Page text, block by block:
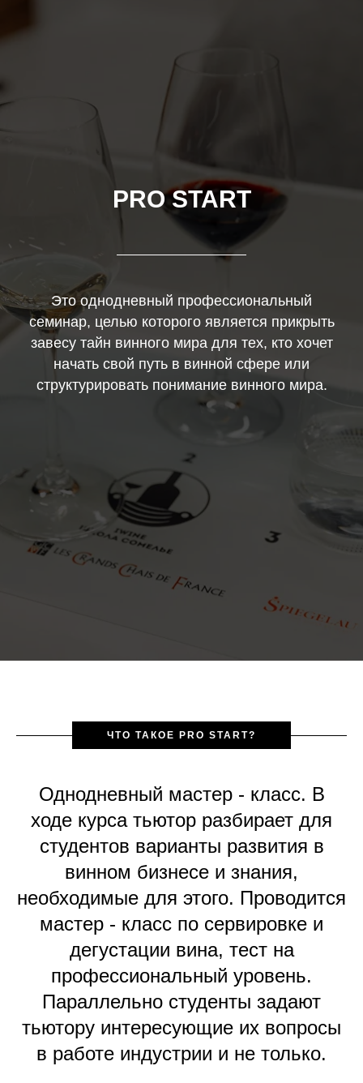
PRO START
Это однодневный профессиональный
семинар, целью которого является прикрыть
завесу тайн винного мира для тех, кто хочет
начать свой путь в винной сфере или
структурировать понимание винного мира.
ЧТО ТАКОЕ PRO START?
Однодневный мастер - класс. В
ходе курса тьютор разбирает для
студентов варианты развития в
винном бизнесе и знания,
необходимые для этого. Проводится
мастер - класс по сервировке и
дегустации вина, тест на
профессиональный уровень.
Параллельно студенты задают
тьютору интересующие их вопросы
в работе индустрии и не только.